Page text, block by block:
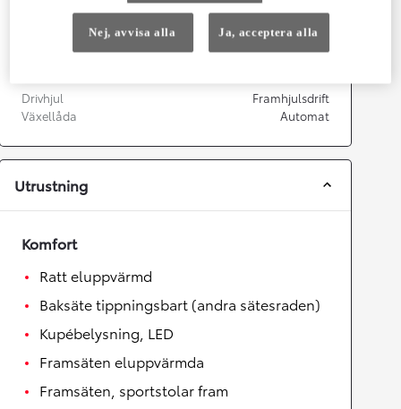
Acceleration 0-100km/h
7,4sekunder
Drivhjul
Framhjulsdrift
Växellåda
Automat
Utrustning
Komfort
Ratt eluppvärmd
Baksäte tippningsbart (andra sätesraden)
Kupébelysning, LED
Framsäten eluppvärmda
Framsäten, sportstolar fram
Nej, avvisa alla Ja, acceptera alla